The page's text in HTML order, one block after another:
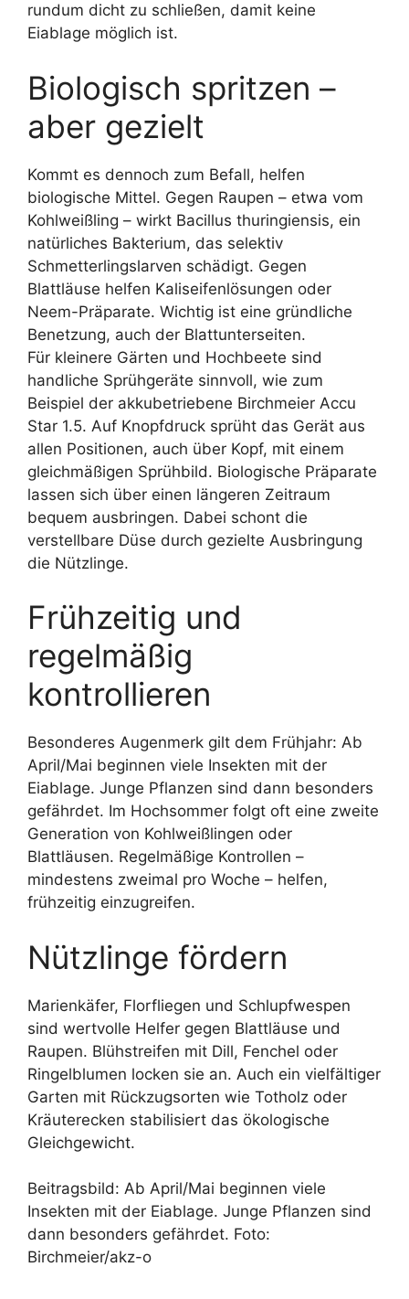
rundum dicht zu schließen, damit keine
Eiablage möglich ist.
Biologisch spritzen –
aber gezielt
Kommt es dennoch zum Befall, helfen
biologische Mittel. Gegen Raupen – etwa vom
Kohlweißling – wirkt Bacillus thuringiensis, ein
natürliches Bakterium, das selektiv
Schmetterlingslarven schädigt. Gegen
Blattläuse helfen Kaliseifenlösungen oder
Neem-Präparate. Wichtig ist eine gründliche
Benetzung, auch der Blattunterseiten.
Für kleinere Gärten und Hochbeete sind
handliche Sprühgeräte sinnvoll, wie zum
Beispiel der akkubetriebene Birchmeier Accu
Star 1.5. Auf Knopfdruck sprüht das Gerät aus
allen Positionen, auch über Kopf, mit einem
gleichmäßigen Sprühbild. Biologische Präparate
lassen sich über einen längeren Zeitraum
bequem ausbringen. Dabei schont die
verstellbare Düse durch gezielte Ausbringung
die Nützlinge.
Frühzeitig und
regelmäßig
kontrollieren
Besonderes Augenmerk gilt dem Frühjahr: Ab
April/Mai beginnen viele Insekten mit der
Eiablage. Junge Pflanzen sind dann besonders
gefährdet. Im Hochsommer folgt oft eine zweite
Generation von Kohlweißlingen oder
Blattläusen. Regelmäßige Kontrollen –
mindestens zweimal pro Woche – helfen,
frühzeitig einzugreifen.
Nützlinge fördern
Marienkäfer, Florfliegen und Schlupfwespen
sind wertvolle Helfer gegen Blattläuse und
Raupen. Blühstreifen mit Dill, Fenchel oder
Ringelblumen locken sie an. Auch ein vielfältiger
Garten mit Rückzugsorten wie Totholz oder
Kräuterecken stabilisiert das ökologische
Gleichgewicht.
Beitragsbild: Ab April/Mai beginnen viele
Insekten mit der Eiablage. Junge Pflanzen sind
dann besonders gefährdet. Foto:
Birchmeier/akz-o